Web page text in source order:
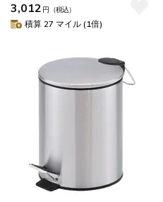
3,012 円 （税込）
積算 27 マイル (1倍)